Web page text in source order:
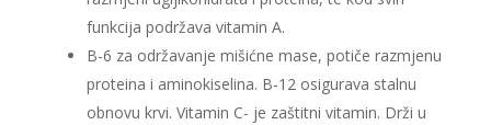
funkcija podržava vitamin A.
B-6 za održavanje mišićne mase, potiče razmjenu
proteina i aminokiselina. B-12 osigurava stalnu
obnovu krvi. Vitamin C- je zaštitni vitamin. Drži u